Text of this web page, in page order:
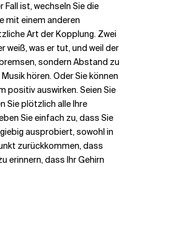
ist, wechseln Sie die
mit einem anderen
Art der Kopplung. Zwei
weiß, was er tut, und weil der
sondern Abstand zu
hören. Oder Sie können
positiv auswirken. Seien Sie
Sie plötzlich alle Ihre
Sie einfach zu, dass Sie
ausprobiert, sowohl in
zurückkommen, dass
erinnern, dass Ihr Gehirn